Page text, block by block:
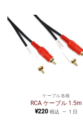
ケーブル各種
RCA ケーブル 1.5m
¥220 税込 1 日